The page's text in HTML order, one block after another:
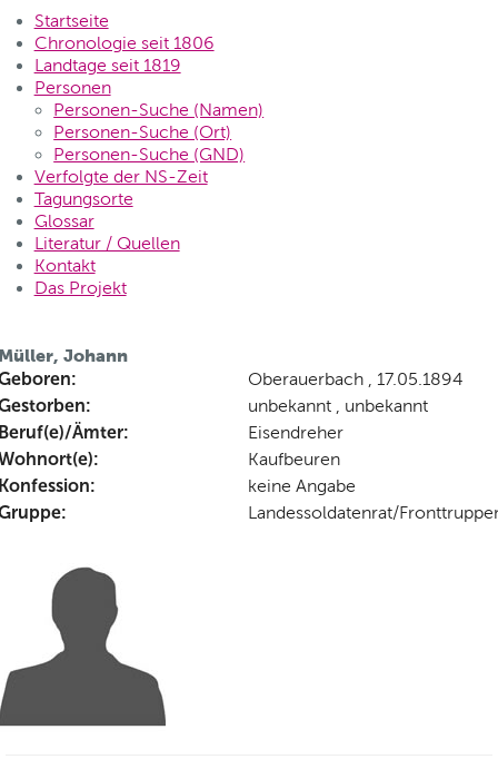
Startseite
Chronologie seit 1806
Landtage seit 1819
Personen
Personen-Suche (Namen)
Personen-Suche (Ort)
Personen-Suche (GND)
Verfolgte der NS-Zeit
Tagungsorte
Glossar
Literatur / Quellen
Kontakt
Das Projekt
Johann
Oberauerbach , 17.05.1894
unbekannt , unbekannt
Ämter: Eisendreher
Kaufbeuren
keine Angabe
Landessoldatenrat/